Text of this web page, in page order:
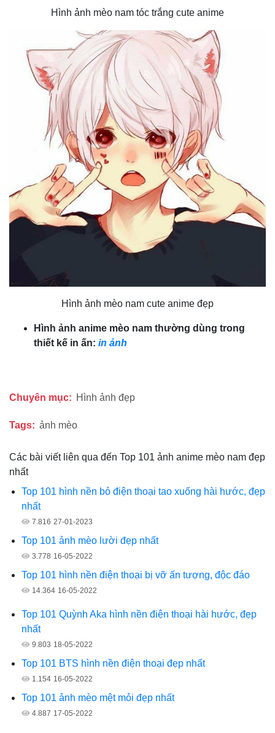
Hình ảnh mèo nam tóc trắng cute anime
Hình ảnh mèo nam cute anime đẹp
Hình ảnh anime mèo nam thường dùng trong
thiết kế in ấn: in ảnh
Chuyên mục: Hình ảnh đẹp
Tags: ảnh mèo
Các bài viết liên qua đến Top 101 ảnh anime mèo nam đẹp
nhất
Top 101 hình nền bỏ điện thoại tao xuống hài hước, đẹp
nhất
7.816 27-01-2023
Top 101 ảnh mèo lười đẹp nhất
3.778 16-05-2022
Top 101 hình nền điện thoại bị vỡ ấn tượng, độc đáo
14.364 16-05-2022
Top 101 Quỳnh Aka hình nền điện thoại hài hước, đẹp
nhất
9.803 18-05-2022
Top 101 BTS hình nền điện thoại đẹp nhất
1.154 16-05-2022
Top 101 ảnh mèo mệt mỏi đẹp nhất
4.887 17-05-2022